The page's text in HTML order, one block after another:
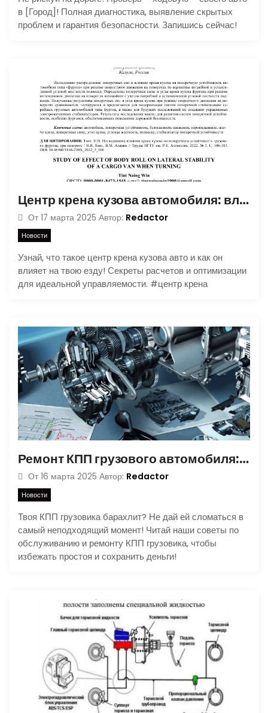
в [Город]! Полная диагностика, выявление скрытых
проблем и гарантия безопасности. Запишись сейчас!
Центр крена кузова автомобиля: влияние на управляемость и безопасность
От 17 марта 2025 Автор: Redactor
Новости
Узнай, что такое центр крена кузова авто и как он
влияет на твою езду! Секреты расчетов и оптимизации
для идеальной управляемости. #центр крена
Ремонт КПП грузового автомобиля: устройство, признаки неисправностей, диагностика и профилактика
От 16 марта 2025 Автор: Redactor
Новости
Твоя КПП грузовика барахлит? Не дай ей сломаться в
самый неподходящий момент! Читай наши советы по
обслуживанию и ремонту КПП грузовика, чтобы
избежать простоя и сохранить деньги!